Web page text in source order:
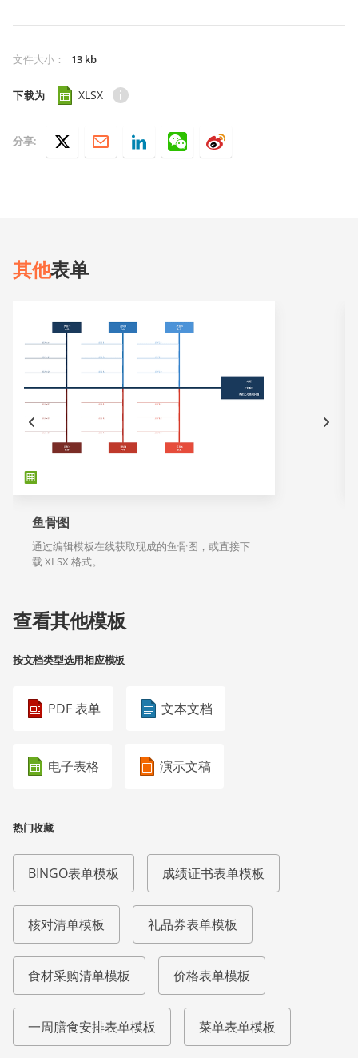
文件大小 ： 13 kb
下载为 XLSX
分享:
其他表单
鱼骨图
通过编辑模板在线获取现成的鱼骨图，或直接下
载 XLSX 格式。
查看其他模板
按文档类型选用相应模板
PDF 表单 文本文档
电子表格 演示文稿
热门收藏
BINGO表单模板 成绩证书表单模板
核对清单模板 礼品券表单模板
食材采购清单模板 价格表单模板
一周膳食安排表单模板 菜单表单模板